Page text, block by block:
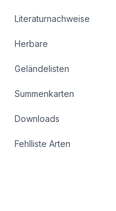
Literaturnachweise
Herbare
Geländelisten
Summenkarten
Downloads
Fehlliste Arten